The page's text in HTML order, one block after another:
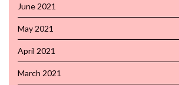
June 2021
May 2021
April 2021
March 2021